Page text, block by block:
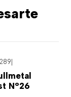
N°26